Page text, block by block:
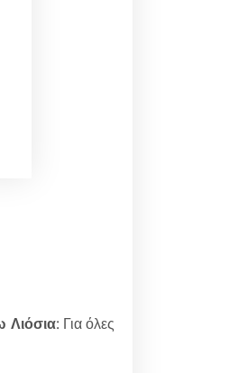
Λιόσια: Για όλες